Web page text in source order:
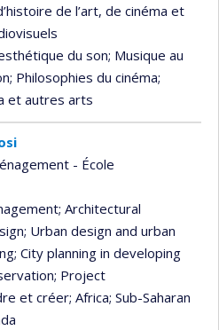
de l’art, de cinéma et
du son; Musique au
; Philosophies du cinéma;
et autres arts
- École
; Architectural
; Urban design and urban
; City planning in developing
; Project
et créer; Africa; Sub-Saharan